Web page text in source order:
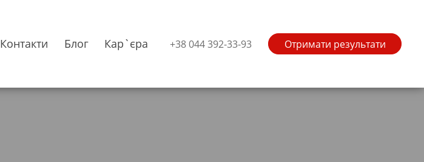
Контакти Блог Кар`єра +38 044 392-33-93 Отримати результати